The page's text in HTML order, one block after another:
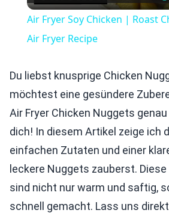
Air Fryer Soy Chicken | Roast
Air Fryer Recipe
Du liebst knusprige Chicken
möchtest eine gesündere
Air Fryer Chicken Nuggets
dich! In diesem Artikel zeige ich
einfachen Zutaten und einer
leckere Nuggets zauberst.
sind nicht nur warm und saftig,
schnell gemacht. Lass uns